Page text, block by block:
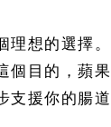
想的選
目的，
援你的腸道